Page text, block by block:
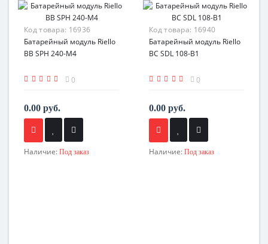
Код товара: 16936
Батарейный модуль Riello
BB SPH 240-M4
0
0.00 руб.
Наличие: Под заказ
Код товара: 16940
Батарейный модуль Riello
BC SDL 108-B1
0
0.00 руб.
Наличие: Под заказ